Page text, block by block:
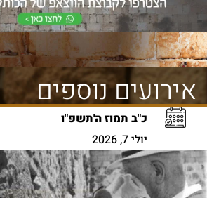
אירועים נוספים
כ"ב תמוז ה'תשפ"ו
יולי 7, 2026